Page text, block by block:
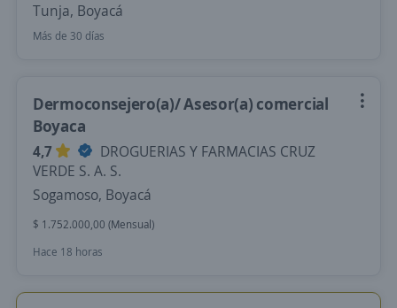
Tunja, Boyacá
Más de 30 días
Dermoconsejero(a)/ Asesor(a) comercial
Boyaca
4,7
DROGUERIAS Y FARMACIAS CRUZ
VERDE S. A. S.
Sogamoso, Boyacá
$ 1.752.000,00 (Mensual)
Hace 18 horas